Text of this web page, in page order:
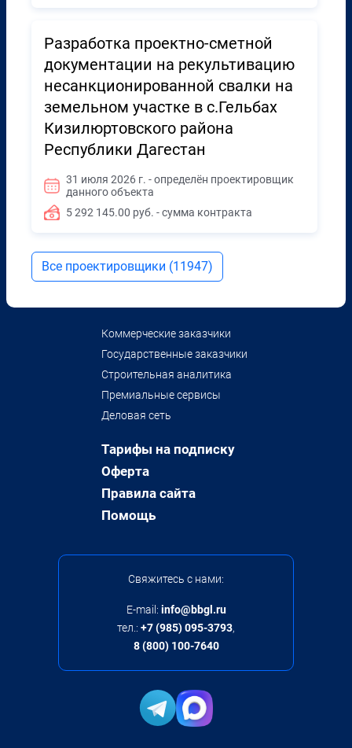
Разработка проектно-сметной
документации на рекультивацию
несанкционированной свалки на
земельном участке в с.Гельбах
Кизилюртовского района
Республики Дагестан
31 июля 2026 г. - определён проектировщик
данного объекта
5 292 145.00 руб. - сумма контракта
Все проектировщики (11947)
Коммерческие заказчики
Государственные заказчики
Строительная аналитика
Премиальные сервисы
Деловая сеть
Тарифы на подписку
Оферта
Правила сайта
Помощь
Свяжитесь с нами:
E-mail: info@bbgl.ru
тел.: +7 (985) 095-3793,
8 (800) 100-7640